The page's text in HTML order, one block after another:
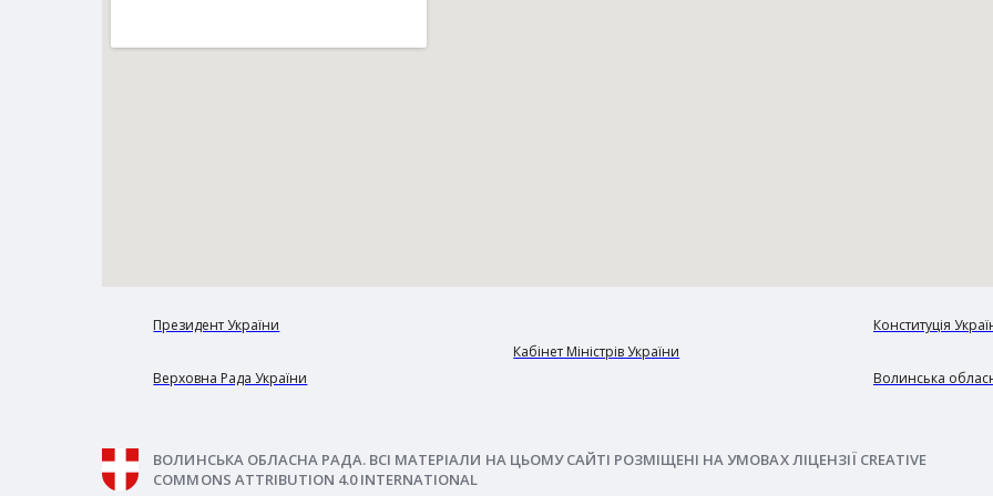
Президент України
Верховна Рада України
Кабінет Міністрів України
Конституція
Волинська
ВОЛИНСЬКА ОБЛАСНА РАДА. ВСІ МАТЕРІАЛИ НА ЦЬОМУ САЙТІ РОЗМІЩЕНІ НА УМОВАХ ЛІЦЕНЗІЇ CREATIVE
COMMONS ATTRIBUTION 4.0 INTERNATIONAL